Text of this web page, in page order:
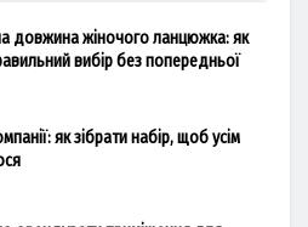
довжина жіночого ланцюжка: як
вибір без попередньої
як зібрати набір, щоб усім